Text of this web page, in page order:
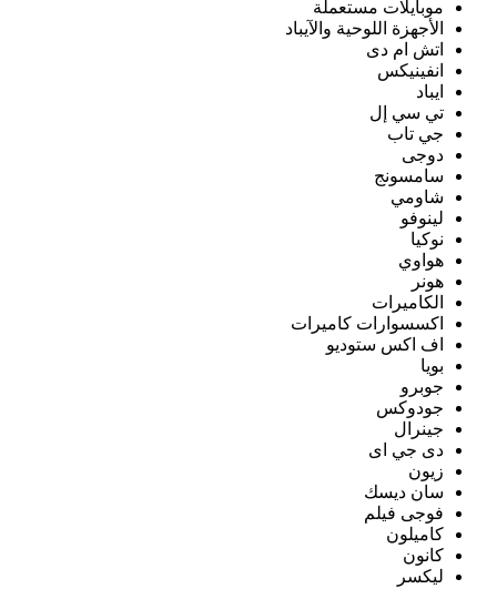
موبايلات مستعملة
الأجهزة اللوحية والآيباد
اتش ام دى
انفينيكس
ايباد
تي سي إل
جي تاب
دوجى
سامسونج
شاومي
لينوفو
نوكيا
هواوي
هونر
الكاميرات
اكسسوارات كاميرات
اف اكس ستوديو
بويا
جوبرو
جودوكس
جينرال
دى جي اى
زيون
سان ديسك
فوجى فيلم
كاميلون
كانون
ليكسر